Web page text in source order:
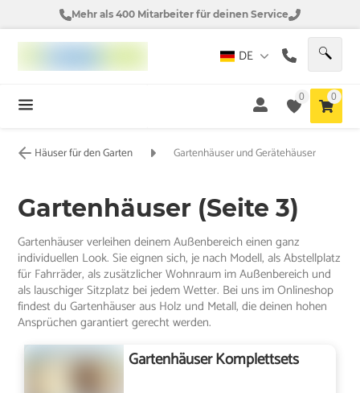
Mehr als 400 Mitarbeiter für deinen Service
DE
0 0
Häuser für den Garten Gartenhäuser und Gerätehäuser
Gartenhäuser (Seite 3)
Gartenhäuser verleihen deinem Außenbereich einen ganz
individuellen Look. Sie eignen sich, je nach Modell, als Abstellplatz
für Fahrräder, als zusätzlicher Wohnraum im Außenbereich und
als lauschiger Sitzplatz bei jedem Wetter. Bei uns im Onlineshop
findest du Gartenhäuser aus Holz und Metall, die deinen hohen
Ansprüchen garantiert gerecht werden.
Gartenhäuser Komplettsets